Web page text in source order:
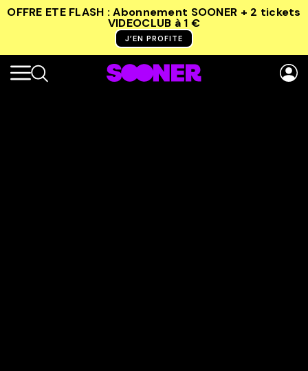
OFFRE ETE FLASH : Abonnement SOONER + 2 tickets
VIDEOCLUB à 1 €
J’EN PROFITE